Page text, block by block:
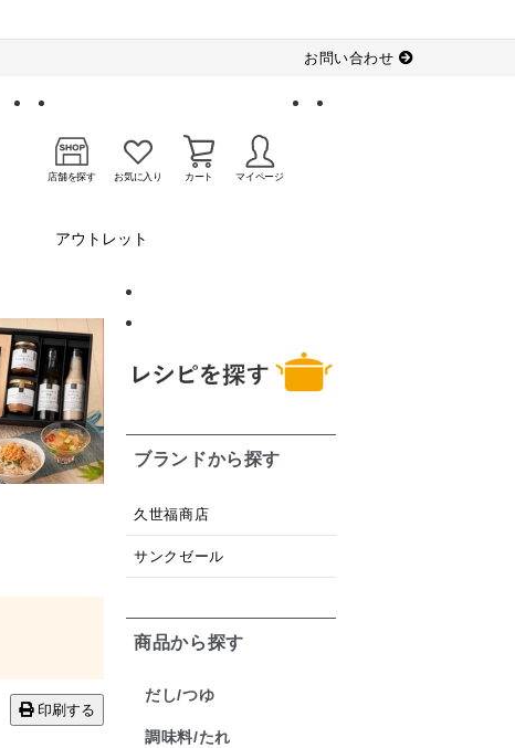
お問い合わせ
店舗を探す お気に入り カート マイページ
アウトレット
印刷する
ブランドから探す
久世福商店
サンクゼール
商品から探す
だし/つゆ
調味料/たれ